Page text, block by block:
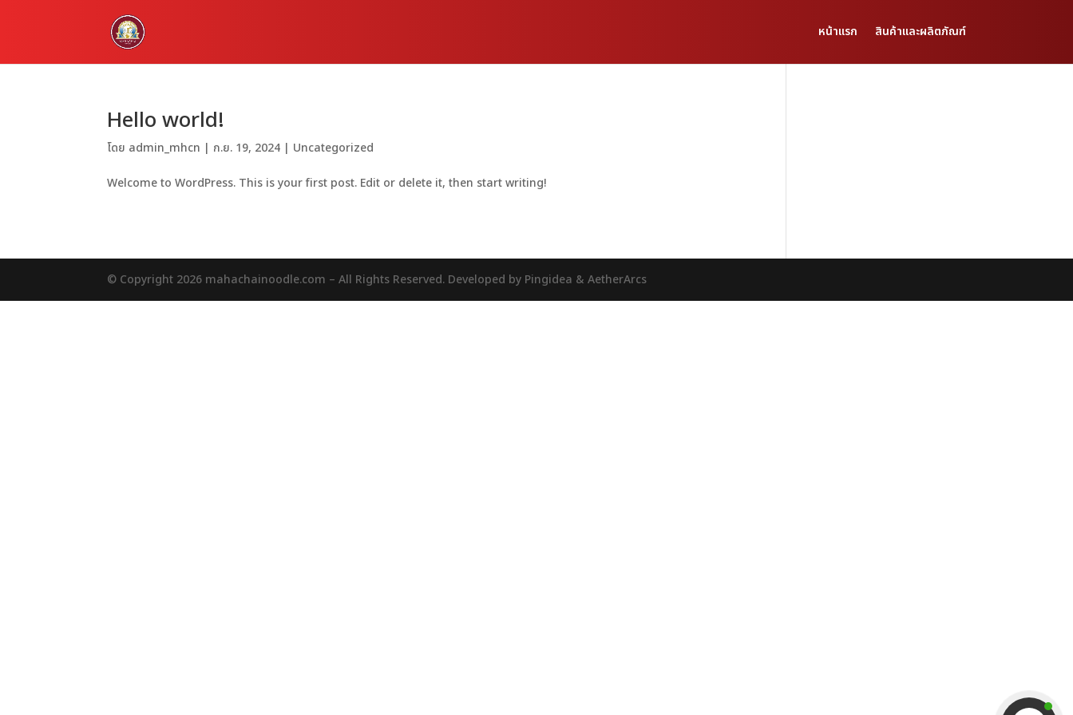
หน้าแรก สินค้าและผลิตภัณฑ์
Hello world!
โดย admin_mhcn | ก.ย. 19, 2024 | Uncategorized
Welcome to WordPress. This is your first post. Edit or delete it, then start writing!
© Copyright 2026 mahachainoodle.com – All Rights Reserved. Developed by Pingidea & AetherArcs